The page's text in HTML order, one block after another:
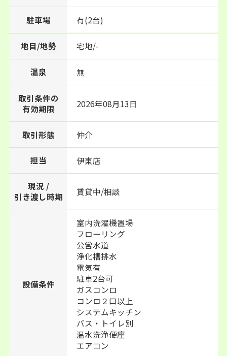
駐車場 有(2台)
地目/地勢 宅地/-
温泉 無
取引条件の
有効期限
2026年08月13日
取引形態 仲介
担当 伊東店
現況 /
引き渡し時期
賃貸中/相談
設備条件
室内洗濯機置場
フローリング
公営水道
浄化槽排水
電気有
駐車2台可
ガスコンロ
コンロ２口以上
システムキッチン
バス・トイレ別
温水洗浄便座
エアコン